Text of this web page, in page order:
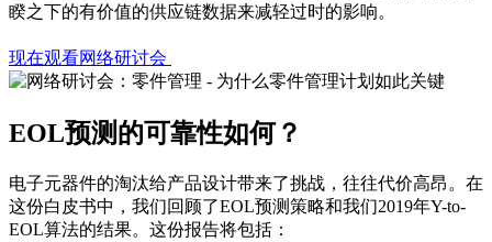
睽之下的有价值的供应链数据来减轻过时的影响。
现在观看网络研讨会
EOL预测的可靠性如何？
电子元器件的淘汰给产品设计带来了挑战，往往代价高昂。在
这份白皮书中，我们回顾了EOL预测策略和我们2019年Y-to-
EOL算法的结果。这份报告将包括：